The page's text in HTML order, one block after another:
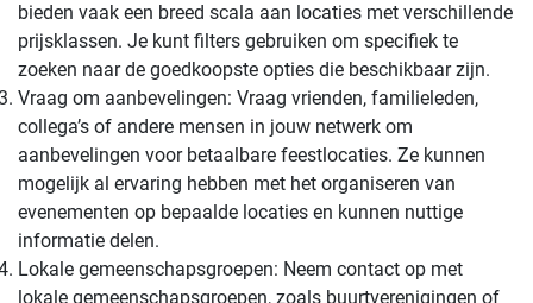
bieden vaak een breed scala aan locaties met verschillende
prijsklassen. Je kunt filters gebruiken om specifiek te
zoeken naar de goedkoopste opties die beschikbaar zijn.
Vraag om aanbevelingen: Vraag vrienden, familieleden,
collega’s of andere mensen in jouw netwerk om
aanbevelingen voor betaalbare feestlocaties. Ze kunnen
mogelijk al ervaring hebben met het organiseren van
evenementen op bepaalde locaties en kunnen nuttige
informatie delen.
Lokale gemeenschapsgroepen: Neem contact op met
lokale gemeenschapsgroepen, zoals buurtverenigingen of